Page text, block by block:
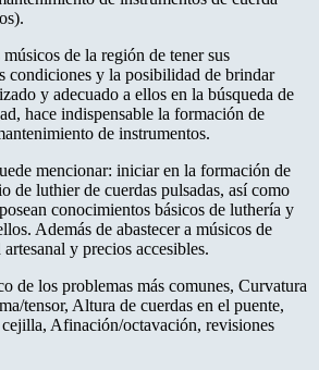
de la región de tener sus
condiciones y la posibilidad de brindar
y adecuado a ellos en la búsqueda de
hace indispensable la formación de
de instrumentos.
mencionar: iniciar en la formación de
de luthier de cuerdas pulsadas, así como
conocimientos básicos de luthería y
Además de abastecer a músicos de
y precios accesibles.
de los problemas más comunes, Curvatura
tensor, Altura de cuerdas en el puente,
Afinación/octavación, revisiones